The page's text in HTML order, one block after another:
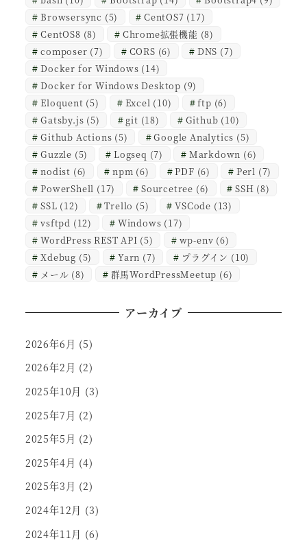
Browsersync (5) CentOS7 (17)
CentOS8 (8) Chrome拡張機能 (8)
composer (7) CORS (6) DNS (7)
Docker for Windows (14)
Docker for Windows Desktop (9)
Eloquent (5) Excel (10) ftp (6)
Gatsby.js (5) git (18) Github (10)
Github Actions (5) Google Analytics (5)
Guzzle (5) Logseq (7) Markdown (6)
nodist (6) npm (6) PDF (6) Perl (7)
PowerShell (17) Sourcetree (6) SSH (8)
SSL (12) Trello (5) VSCode (13)
vsftpd (12) Windows (17)
WordPress REST API (5) wp-env (6)
Xdebug (5) Yarn (7) プラグイン (10)
メール (8) 群馬WordPressMeetup (6)
アーカイブ
2026年6月 (5)
2026年2月 (2)
2025年10月 (3)
2025年7月 (2)
2025年5月 (2)
2025年4月 (4)
2025年3月 (2)
2024年12月 (3)
2024年11月 (6)